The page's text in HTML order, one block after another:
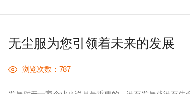
无尘服为您引领着未来的发展
浏览次数： 787